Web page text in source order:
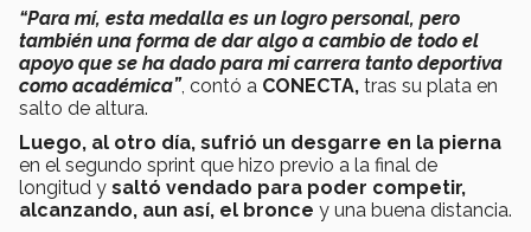
“Para mí, esta medalla es un logro personal, pero
también una forma de dar algo a cambio de todo el
apoyo que se ha dado para mi carrera tanto deportiva
como académica”, contó a CONECTA, tras su plata en
salto de altura.
Luego, al otro día, sufrió un desgarre en la pierna
en el segundo sprint que hizo previo a la final de
longitud y saltó vendado para poder competir,
alcanzando, aun así, el bronce y una buena distancia.